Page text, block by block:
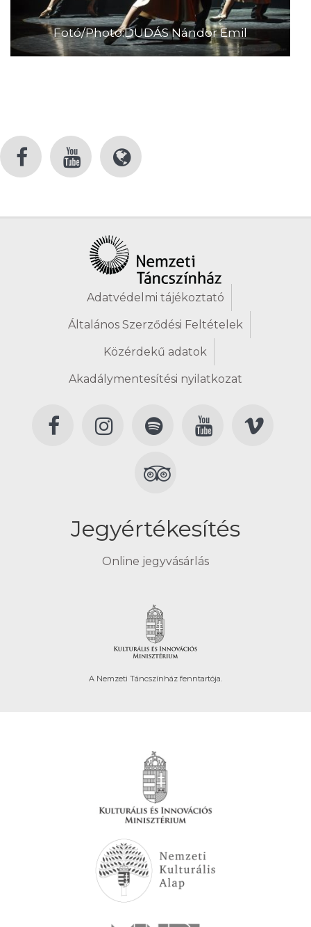
Fotó/Photo:DUDÁS Nándor Emil
Adatvédelmi tájékoztató
Általános Szerződési Feltételek
Közérdekű adatok
Akadálymentesítési nyilatkozat
Jegyértékesítés
Online jegyvásárlás
A Nemzeti Táncszínház fenntartója.